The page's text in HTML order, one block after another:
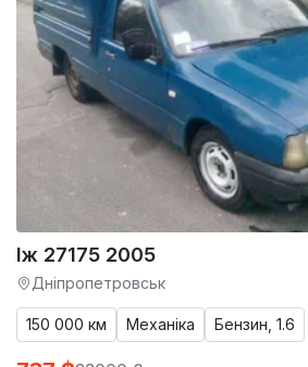
Іж 27175 2005
Дніпропетровськ
150 000 км Механіка Бензин, 1.6